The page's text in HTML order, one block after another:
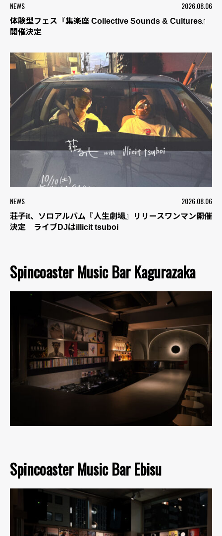
NEWS 2026.08.06
体験型フェス『集楽座 Collective Sounds & Cultures』
開催決定
NEWS 2026.08.06
荘子it、ソロアルバム『人生劇場』リリースワンマン開催
決定 ライブDJはillicit tsuboi
Spincoaster Music Bar Kagurazaka
Spincoaster Music Bar Ebisu